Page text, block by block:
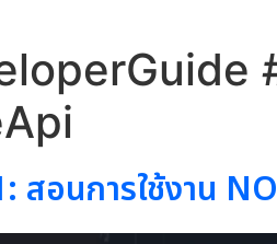
สอนการใช้งาน